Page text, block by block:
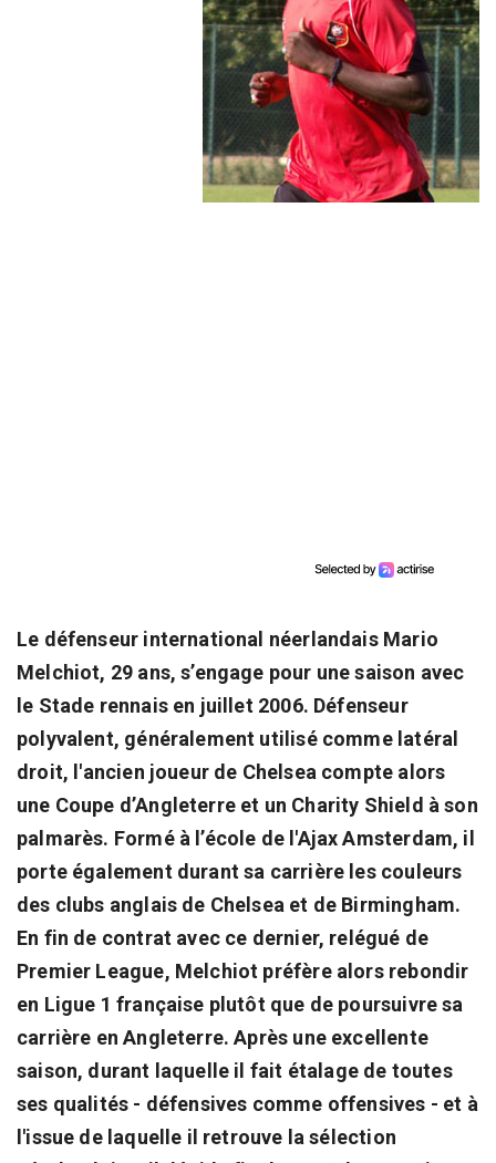
Le défenseur international néerlandais Mario
Melchiot, 29 ans, s’engage pour une saison avec
le Stade rennais en juillet 2006. Défenseur
polyvalent, généralement utilisé comme latéral
droit, l'ancien joueur de Chelsea compte alors
une Coupe d’Angleterre et un Charity Shield à son
palmarès. Formé à l’école de l'Ajax Amsterdam, il
porte également durant sa carrière les couleurs
des clubs anglais de Chelsea et de Birmingham.
En fin de contrat avec ce dernier, relégué de
Premier League, Melchiot préfère alors rebondir
en Ligue 1 française plutôt que de poursuivre sa
carrière en Angleterre. Après une excellente
saison, durant laquelle il fait étalage de toutes
ses qualités - défensives comme offensives - et à
l'issue de laquelle il retrouve la sélection